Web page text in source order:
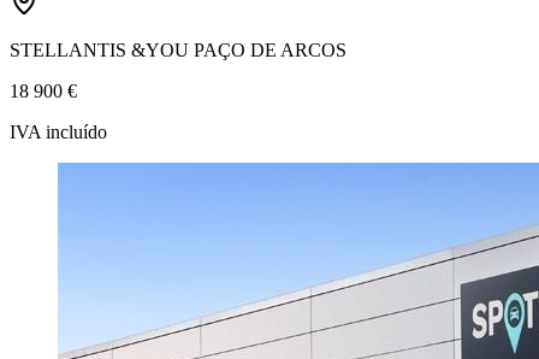
STELLANTIS &YOU PAÇO DE ARCOS
18 900 €
IVA incluído